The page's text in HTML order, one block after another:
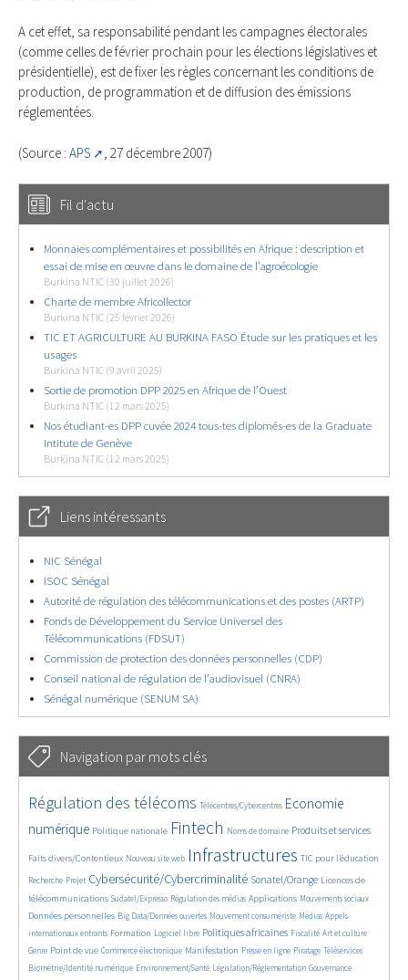
A cet effet, sa responsabilité pendant les campagnes électorales
(comme celles de février prochain pour les élections législatives et
présidentielle), est de fixer les règles concernant les conditions de
production, de programmation et de diffusion des émissions
réglementées.
(Source : APS , 27 décembre 2007)
Fil d'actu
Monnaies complémentaires et possibilités en Afrique : description et
essai de mise en œuvre dans le domaine de l’agroécologie
Burkina NTIC (30 juillet 2026)
Charte de membre Africollector
Burkina NTIC (25 février 2026)
TIC ET AGRICULTURE AU BURKINA FASO Étude sur les pratiques et les
usages
Burkina NTIC (9 avril 2025)
Sortie de promotion DPP 2025 en Afrique de l’Ouest
Burkina NTIC (12 mars 2025)
Nos étudiant-es DPP cuvée 2024 tous-tes diplomés-es de la Graduate
Intitute de Genève
Burkina NTIC (12 mars 2025)
Liens intéressants
NIC Sénégal
ISOC Sénégal
Autorité de régulation des télécommunications et des postes (ARTP)
Fonds de Développement du Service Universel des
Télécommunications (FDSUT)
Commission de protection des données personnelles (CDP)
Conseil national de régulation de l’audiovisuel (CNRA)
Sénégal numérique (SENUM SA)
Navigation par mots clés
4622/5700
Régulation des télécoms
391/5700 Télécentres/Cybercentres
3640/5700
Economie
numérique
1851/5700 Politique nationale
5242/5700 Fintech
675/5700 Noms de domaine
2369/5700 Produits et services
1564/5700
Faits divers/Contentieux Nouveau site web Infrastructures TIC pour l’éducation
Recherche
248/5700Projet
3585/5700 Cybersécurité/Cybercriminalité
2300/5700 Sonatel/Orange
1623/5700
Licences de
télécommunications
285/5700 Sudatel/Expresso
1023/5700 Régulation des médias
1537/5700 Applications
1135/5700 Mouvements sociaux
1690/5700
Données personnelles
152/5700 Big Data/Données ouvertes
637/5700 Mouvement consumériste
367/5700 Médias
655/5700
Appels
internationaux entrants
1727/5700 Formation
112/5700 Logiciel libre
2418/5700 Politiques africaines
1074/5700 Fiscalité
172/5700 Art et culture
582/5700
Genre
1906/5700Point de vue
1043/5700 Commerce électronique
1508/5700 Manifestation
322/5700 Presse en ligne
127/5700 Piratage
207/5700 Téléservices
1205/5700
Biométrie/Identité numérique
356/5700 Environnement/Santé
340/5700 Législation/Réglementation
361/5700 Gouvernance
1863/5700